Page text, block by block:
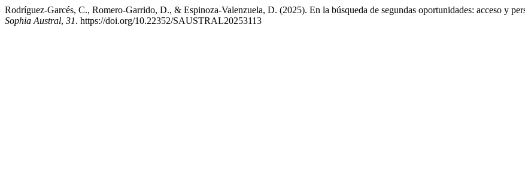
Rodríguez-Garcés, C., Romero-Garrido, D., & Espinoza-Valenzuela, D. (2025). En la búsqueda de segundas oportunidades: acceso y
Sophia Austral, 31. https://doi.org/10.22352/SAUSTRAL20253113